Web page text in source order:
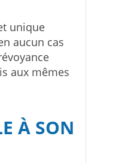
unique
aucun cas
aux mêmes
À SON